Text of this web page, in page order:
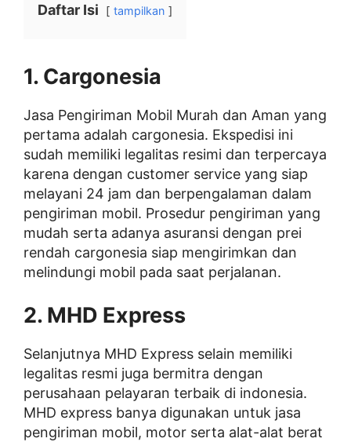
Daftar Isi tampilkan
1. Cargonesia
Jasa Pengiriman Mobil Murah dan Aman yang
pertama adalah cargonesia. Ekspedisi ini
sudah memiliki legalitas resimi dan terpercaya
karena dengan customer service yang siap
melayani 24 jam dan berpengalaman dalam
pengiriman mobil. Prosedur pengiriman yang
mudah serta adanya asuransi dengan prei
rendah cargonesia siap mengirimkan dan
melindungi mobil pada saat perjalanan.
2. MHD Express
Selanjutnya MHD Express selain memiliki
legalitas resmi juga bermitra dengan
perusahaan pelayaran terbaik di indonesia.
MHD express banya digunakan untuk jasa
pengiriman mobil, motor serta alat-alat berat